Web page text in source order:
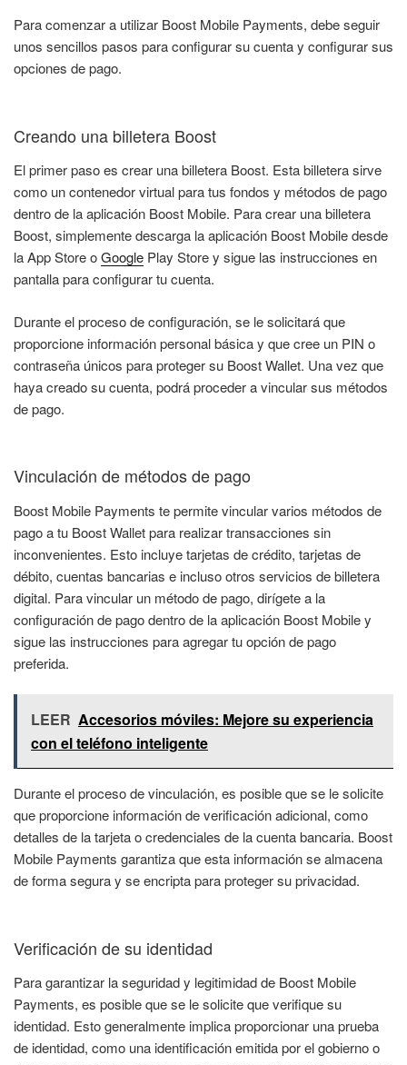
Para comenzar a utilizar Boost Mobile Payments, debe seguir
unos sencillos pasos para configurar su cuenta y configurar sus
opciones de pago.
Creando una billetera Boost
El primer paso es crear una billetera Boost. Esta billetera sirve
como un contenedor virtual para tus fondos y métodos de pago
dentro de la aplicación Boost Mobile. Para crear una billetera
Boost, simplemente descarga la aplicación Boost Mobile desde
la App Store oGoogle Play Store y sigue las instrucciones en
pantalla para configurar tu cuenta.
Durante el proceso de configuración, se le solicitará que
proporcione información personal básica y que cree un PIN o
contraseña únicos para proteger su Boost Wallet. Una vez que
haya creado su cuenta, podrá proceder a vincular sus métodos
de pago.
Vinculación de métodos de pago
Boost Mobile Payments te permite vincular varios métodos de
pago a tu Boost Wallet para realizar transacciones sin
inconvenientes. Esto incluye tarjetas de crédito, tarjetas de
débito, cuentas bancarias e incluso otros servicios de billetera
digital. Para vincular un método de pago, dirígete a la
configuración de pago dentro de la aplicación Boost Mobile y
sigue las instrucciones para agregar tu opción de pago
preferida.
LEER Accesorios móviles: Mejore su experiencia
con el teléfono inteligente
Durante el proceso de vinculación, es posible que se le solicite
que proporcione información de verificación adicional, como
detalles de la tarjeta o credenciales de la cuenta bancaria. Boost
Mobile Payments garantiza que esta información se almacena
de forma segura y se encripta para proteger su privacidad.
Verificación de su identidad
Para garantizar la seguridad y legitimidad de Boost Mobile
Payments, es posible que se le solicite que verifique su
identidad. Esto generalmente implica proporcionar una prueba
de identidad, como una identificación emitida por el gobierno o